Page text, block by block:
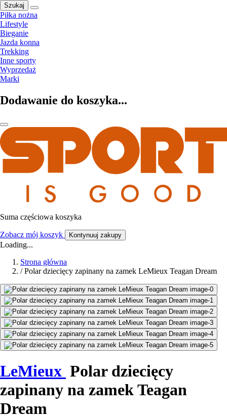
Szukaj
Piłka nożna
Lifestyle
Bieganie
Jazda konna
Trekking
Inne sporty
Wyprzedaż
Marki
Dodawanie do koszyka...
Suma częściowa koszyka
Zobacz mój koszyk Kontynuuj zakupy
Loading...
Strona główna
/ Polar dziecięcy zapinany na zamek LeMieux Teagan Dream
LeMieux Polar dziecięcy
zapinany na zamek Teagan
Dream